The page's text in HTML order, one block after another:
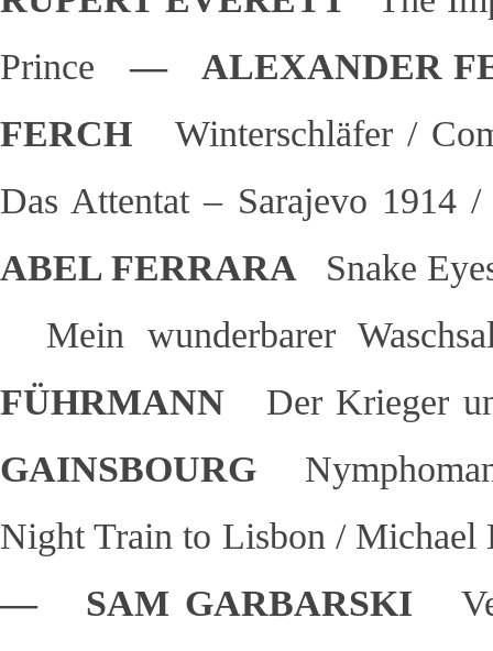
Prince
— ALEXANDER
FERCH Winterschläfer /
Das Attentat – Sarajevo 1914
ABEL FERRARA Snake
Mein wunderbarer
FÜHRMANN Der Krieger
GAINSBOURG
Night Train to Lisbon / Michael
— SAM GARBARSKI